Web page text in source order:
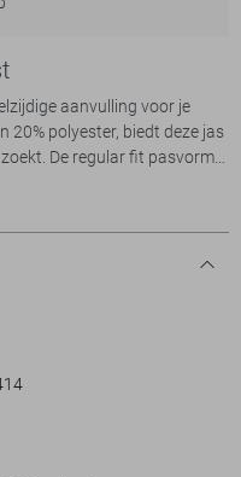
aanvulling voor je
20% polyester, biedt deze jas
De regular fit pasvorm
terwijl de high neck en
de jas een unieke look.
is deze jas zowel praktisch
settings. Of je nu een
lengte maken het een
Combineer het met
look, of kies voor een
outfit.